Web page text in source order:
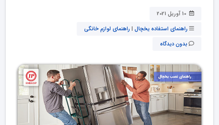
راهنمای استفاده یخچال | راهنمای لوازم خانگی
بدون دیدگاه